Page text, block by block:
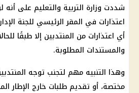
شددت وزارة التربية والتعليم على أنه
اعتذارات في المقر الرئيسي للجنة
أي اعتذارات من المنتدبين إلا طبقًا
والمستندات المطلوبة.
وهذا التنبيه مهم لتجنب توجه
مختصة، أو تقديم طلبات خارج الإطار